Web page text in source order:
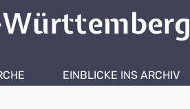
EINBLICKE INS ARCHIV